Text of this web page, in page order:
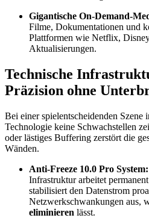
Gigantische On-Demand-
Filme, Dokumentationen und
Plattformen wie Netflix,
Aktualisierungen.
Technische
Präzision ohne
Bei einer spielentscheidenden Szene
Technologie keine Schwachstellen
oder lästiges Buffering zerstört die
Wänden.
Anti-Freeze 10.0 Pro System:
Infrastruktur arbeitet
stabilisiert den Datenstrom
Netzwerkschwankungen aus,
eliminieren lässt.